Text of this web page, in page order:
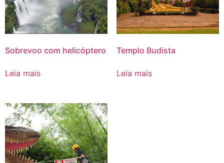
Sobrevoo com helicóptero
Leia mais
Templo Budista
Leia mais